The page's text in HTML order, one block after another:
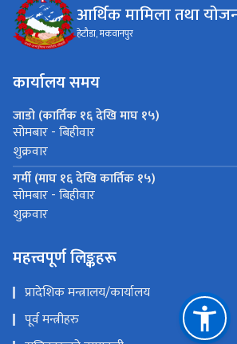
आर्थिक मामिला तथा
हेटौडा, मकवानपुर
कार्यालय समय
जाडो (कार्तिक १६ देखि माघ १५)
सोमबार - बिहीवार
शुक्रवार
गर्मी (माघ १६ देखि कार्तिक १५)
सोमबार - बिहीवार
शुक्रवार
महत्त्वपूर्ण लिङ्कहरू
प्रादेशिक मन्त्रालय/कार्यालय
पूर्व मन्त्रीहरु